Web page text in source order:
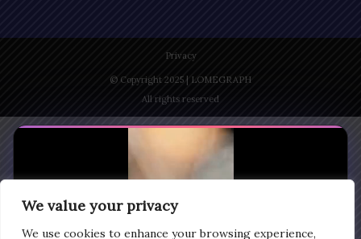
We value your privacy
We use cookies to enhance your browsing experience,
Privacy
© Copyright 2025 | LOMEGRAPH
All rights reserved